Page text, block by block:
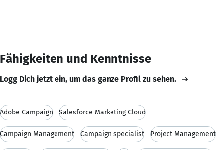
Fähigkeiten und Kenntnisse
Logg Dich jetzt ein, um das ganze Profil zu sehen.
Adobe Campaign Salesforce Marketing Cloud
Campaign Management Campaign specialist Project Management